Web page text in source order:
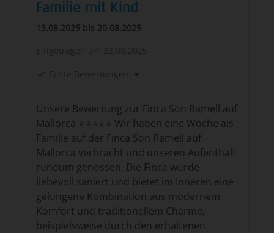
Familie mit Kind
13.08.2025 bis 20.08.2025
Unsere Bewertung zur Finca Son Ramell auf
Mallorca ⭐⭐⭐⭐⭐ Wir haben eine Woche als
Familie auf der Finca Son Ramell auf
Mallorca verbracht und unseren Aufenthalt
rundum genossen. Die Finca wurde
liebevoll saniert und bietet im Inneren eine
gelungene Kombination aus modernem
Komfort und traditionellem Charme,
beispielsweise durch den erhaltenen